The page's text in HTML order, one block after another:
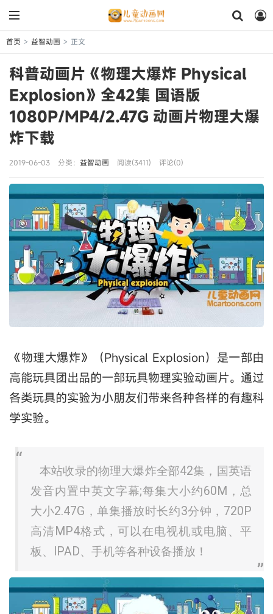
首页 > 益智动画 > 正文
科普动画片《物理大爆炸 Physical
Explosion》全42集 国语版
1080P/MP4/2.47G 动画片物理大爆
炸下载
2019-06-03 分类： 益智动画 阅读(3411) 评论(0)
《物理大爆炸》（Physical Explosion）是一部由
高能玩具团出品的一部玩具物理实验动画片。通过
各类玩具的实验为小朋友们带来各种各样的有趣科
学实验。
本站收录的物理大爆炸全部42集，国英语
发音内置中英文字幕;每集大小约60M，总
大小2.47G，单集播放时长约3分钟，720P
高清MP4格式，可以在电视机或电脑、平
板、IPAD、手机等各种设备播放！